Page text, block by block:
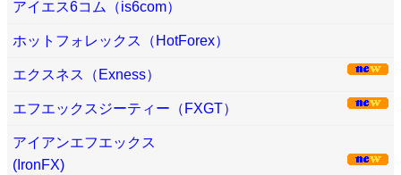
アイエス6コム（is6com）
ホットフォレックス（HotForex）
エクスネス（Exness）
エフエックスジーティー（FXGT）
アイアンエフエックス
(IronFX)